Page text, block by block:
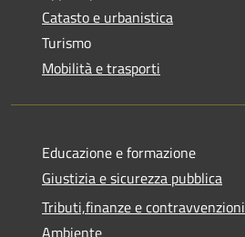
Catasto e urbanistica
Turismo
Mobilità e trasporti
Educazione e formazione
Giustizia e sicurezza pubblica
Tributi,finanze e contravvenzioni
Ambiente